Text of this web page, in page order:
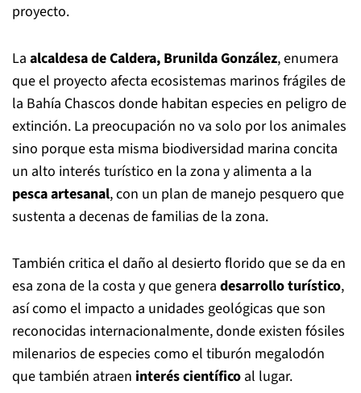
proyecto.
La alcaldesa de Caldera, Brunilda González, enumera
que el proyecto afecta ecosistemas marinos frágiles de
la Bahía Chascos donde habitan especies en peligro de
extinción. La preocupación no va solo por los animales
sino porque esta misma biodiversidad marina concita
un alto interés turístico en la zona y alimenta a la
pesca artesanal, con un plan de manejo pesquero que
sustenta a decenas de familias de la zona.
También critica el daño al desierto florido que se da en
esa zona de la costa y que genera desarrollo turístico,
así como el impacto a unidades geológicas que son
reconocidas internacionalmente, donde existen fósiles
milenarios de especies como el tiburón megalodón
que también atraen interés científico al lugar.